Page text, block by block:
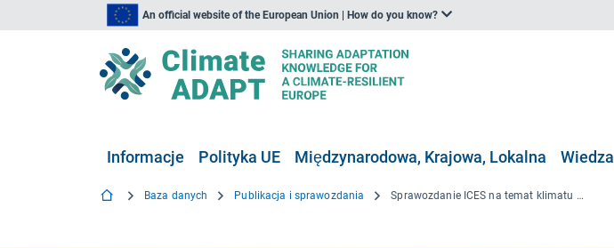
An official website of the European Union | How do you know?
Informacje Polityka UE Międzynarodowa, Krajowa, Lokalna Wiedza
Baza danych Publikacja i sprawozdania Sprawozdanie ICES na temat klimatu oceanicznego w 2018 r.